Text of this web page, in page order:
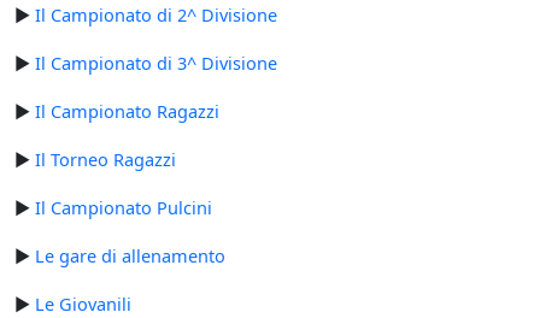
► Il Campionato di 2^ Divisione
► Il Campionato di 3^ Divisione
► Il Campionato Ragazzi
► Il Torneo Ragazzi
► Il Campionato Pulcini
► Le gare di allenamento
► Le Giovanili